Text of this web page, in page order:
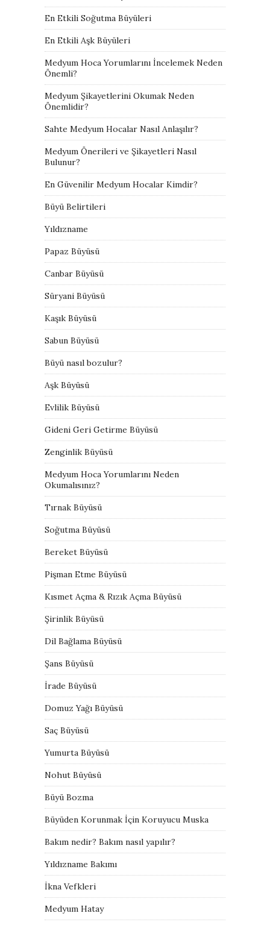
En Etkili Soğutma Büyüleri
En Etkili Aşk Büyüleri
Medyum Hoca Yorumlarını İncelemek Neden
Önemli?
Medyum Şikayetlerini Okumak Neden
Önemlidir?
Sahte Medyum Hocalar Nasıl Anlaşılır?
Medyum Önerileri ve Şikayetleri Nasıl
Bulunur?
En Güvenilir Medyum Hocalar Kimdir?
Büyü Belirtileri
Yıldızname
Papaz Büyüsü
Canbar Büyüsü
Süryani Büyüsü
Kaşık Büyüsü
Sabun Büyüsü
Büyü nasıl bozulur?
Aşk Büyüsü
Evlilik Büyüsü
Gideni Geri Getirme Büyüsü
Zenginlik Büyüsü
Medyum Hoca Yorumlarını Neden
Okumalısınız?
Tırnak Büyüsü
Soğutma Büyüsü
Bereket Büyüsü
Pişman Etme Büyüsü
Kısmet Açma & Rızık Açma Büyüsü
Şirinlik Büyüsü
Dil Bağlama Büyüsü
Şans Büyüsü
İrade Büyüsü
Domuz Yağı Büyüsü
Saç Büyüsü
Yumurta Büyüsü
Nohut Büyüsü
Büyü Bozma
Büyüden Korunmak İçin Koruyucu Muska
Bakım nedir? Bakım nasıl yapılır?
Yıldızname Bakımı
İkna Vefkleri
Medyum Hatay